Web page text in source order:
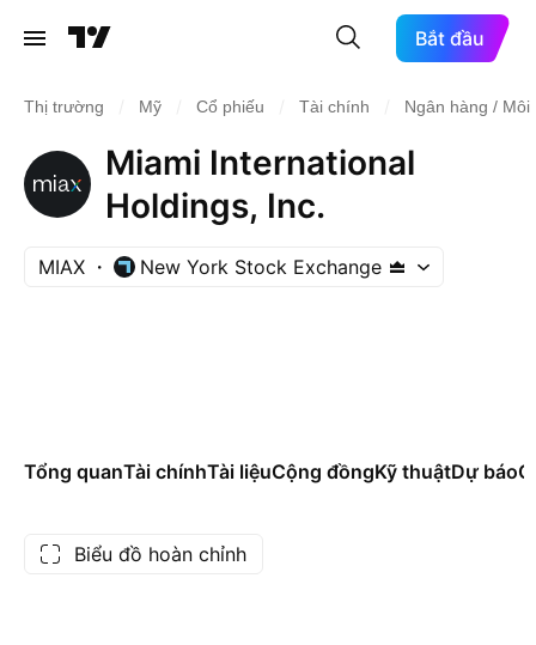
Bắt đầu
Thị trường Mỹ Cổ phiếu Tài chính Ngân hàng /
Miami International
Holdings, Inc.
MIAX New York Stock Exchange
Tổng quanTài chínhTài liệuCộng đồngKỹ thuậtDự báo
Biểu đồ hoàn chỉnh